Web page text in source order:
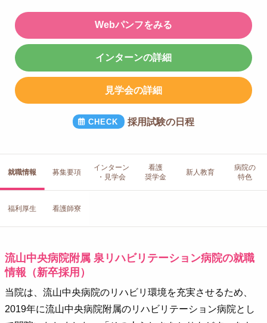
Webパンフをみる
インターンの詳細
見学会の詳細
採用試験の日程
就職情報 募集要項
インターン
・見学会
看護
奨学金
新人教育
病院の
特色
福利厚生 看護師寮
流山中央病院附属 泉リハビリテーション病院の就職
情報（新卒採用）
当院は、流山中央病院のリハビリ環境を充実させるため、
2019年に流山中央病院附属のリハビリテーション病院とし